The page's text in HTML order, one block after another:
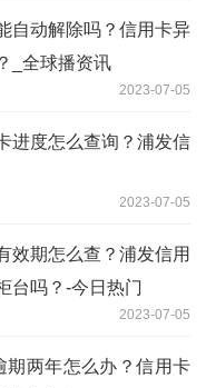
自动解除吗？信用卡异
_全球播资讯
2023-07-05
进度怎么查询？浦发信
2023-07-05
效期怎么查？浦发信用
台吗？-今日热门
2023-07-05
期两年怎么办？信用卡